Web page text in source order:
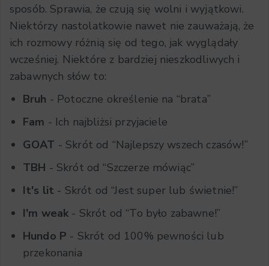
sposób. Sprawia, że czują się wolni i wyjątkowi.
Niektórzy nastolatkowie nawet nie zauważają, że
ich rozmowy różnią się od tego, jak wyglądały
wcześniej. Niektóre z bardziej nieszkodliwych i
zabawnych słów to:
Bruh - Potoczne określenie na “brata”
Fam - Ich najbliżsi przyjaciele
GOAT - Skrót od “Najlepszy wszech czasów!”
TBH - Skrót od “Szczerze mówiąc”
It's lit - Skrót od “Jest super lub świetnie!”
I'm weak - Skrót od “To było zabawne!”
Hundo P - Skrót od 100% pewności lub
przekonania